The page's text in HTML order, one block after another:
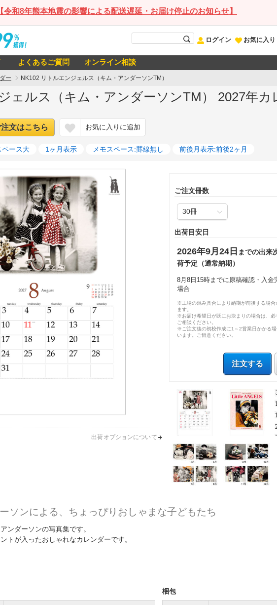
令和8年熊本地震の影響による配送遅延・お届け停止のお知らせ】
ログイン お気に入り
よくあるご質問 オンライン相談
ー NK102 リトルエンジェルス（キム・アンダーソンTM）
ェルス（キム・アンダーソンTM） 2027年カ
文はこちら お気に入りに追加
ペース大 1ヶ月表示 メモスペース:罫線無し 前後月表示:前後2ヶ月
出荷オプションについて
ご注文冊数
出荷目安日
2026年9月24日 までの出来
荷予定（通常納期）
8月8日15時までに原稿確認・入金
場合
※工場の混み具合により納期が前後する場合
ます。
※お届け希望日が既にお決まりの場合は、必
ご相談ください。
※ご注文後の初校作成に1～2営業日かかる
います。ご留意ください。
注文する
ソンによる、ちょっぴりおしゃまな子どもたち
ンダーソンの写真集です。
トが入ったおしゃれなカレンダーです。
梱包